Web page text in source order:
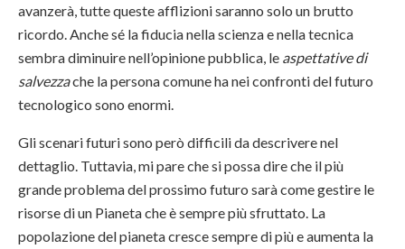
avanzerà, tutte queste afflizioni saranno solo un brutto
ricordo. Anche sé la fiducia nella scienza e nella tecnica
sembra diminuire nell’opinione pubblica, le aspettative di
salvezzache la persona comune ha nei confronti del futuro
tecnologico sono enormi.
Gli scenari futuri sono però difficili da descrivere nel
dettaglio. Tuttavia, mi pare che si possa dire che il più
grande problema del prossimo futuro sarà come gestire le
risorse di un Pianeta che è sempre più sfruttato. La
popolazione del pianeta cresce sempre di più e aumenta la